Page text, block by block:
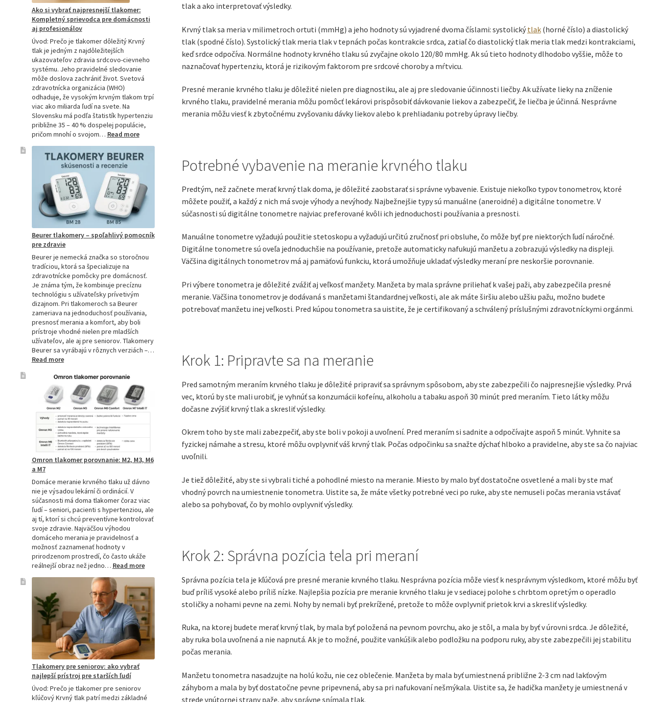
tlak a ako interpretovať výsledky.
Krvný tlak sa meria v milimetroch ortuti (mmHg) a jeho hodnoty sú vyjadrené dvoma číslami: systolický tlak(horné číslo) a diastolický
tlak (spodné číslo). Systolický tlak meria tlak v tepnách počas kontrakcie srdca, zatiaľ čo diastolický tlak meria tlak medzi kontrakciami,
keď srdce odpočíva. Normálne hodnoty krvného tlaku sú zvyčajne okolo 120/80 mmHg. Ak sú tieto hodnoty dlhodobo vyššie, môže to
naznačovať hypertenziu, ktorá je rizikovým faktorom pre srdcové choroby a mŕtvicu.
Presné meranie krvného tlaku je dôležité nielen pre diagnostiku, ale aj pre sledovanie účinnosti liečby. Ak užívate lieky na zníženie
krvného tlaku, pravidelné merania môžu pomôcť lekárovi prispôsobiť dávkovanie liekov a zabezpečiť, že liečba je účinná. Nesprávne
merania môžu viesť k zbytočnému zvyšovaniu dávky liekov alebo k prehliadaniu potreby úpravy liečby.
Potrebné vybavenie na meranie krvného tlaku
Predtým, než začnete merať krvný tlak doma, je dôležité zaobstarať si správne vybavenie. Existuje niekoľko typov tonometrov, ktoré
môžete použiť, a každý z nich má svoje výhody a nevýhody. Najbežnejšie typy sú manuálne (aneroidné) a digitálne tonometre. V
súčasnosti sú digitálne tonometre najviac preferované kvôli ich jednoduchosti používania a presnosti.
Manuálne tonometre vyžadujú použitie stetoskopu a vyžadujú určitú zručnosť pri obsluhe, čo môže byť pre niektorých ľudí náročné.
Digitálne tonometre sú oveľa jednoduchšie na používanie, pretože automaticky nafukujú manžetu a zobrazujú výsledky na displeji.
Väčšina digitálnych tonometrov má aj pamäťovú funkciu, ktorá umožňuje ukladať výsledky meraní pre neskoršie porovnanie.
Pri výbere tonometra je dôležité zvážiť aj veľkosť manžety. Manžeta by mala správne priliehať k vašej paži, aby zabezpečila presné
meranie. Väčšina tonometrov je dodávaná s manžetami štandardnej veľkosti, ale ak máte širšiu alebo užšiu pažu, možno budete
potrebovať manžetu inej veľkosti. Pred kúpou tonometra sa uistite, že je certifikovaný a schválený príslušnými zdravotníckymi orgánmi.
Krok 1: Pripravte sa na meranie
Pred samotným meraním krvného tlaku je dôležité pripraviť sa správnym spôsobom, aby ste zabezpečili čo najpresnejšie výsledky. Prvá
vec, ktorú by ste mali urobiť, je vyhnúť sa konzumácii kofeínu, alkoholu a tabaku aspoň 30 minút pred meraním. Tieto látky môžu
dočasne zvýšiť krvný tlak a skresliť výsledky.
Okrem toho by ste mali zabezpečiť, aby ste boli v pokoji a uvoľnení. Pred meraním si sadnite a odpočívajte aspoň 5 minút. Vyhnite sa
fyzickej námahe a stresu, ktoré môžu ovplyvniť váš krvný tlak. Počas odpočinku sa snažte dýchať hlboko a pravidelne, aby ste sa čo najviac
uvoľnili.
Je tiež dôležité, aby ste si vybrali tiché a pohodlné miesto na meranie. Miesto by malo byť dostatočne osvetlené a mali by ste mať
vhodný povrch na umiestnenie tonometra. Uistite sa, že máte všetky potrebné veci po ruke, aby ste nemuseli počas merania vstávať
alebo sa pohybovať, čo by mohlo ovplyvniť výsledky.
Krok 2: Správna pozícia tela pri meraní
Správna pozícia tela je kľúčová pre presné meranie krvného tlaku. Nesprávna pozícia môže viesť k nesprávnym výsledkom, ktoré môžu byť
buď príliš vysoké alebo príliš nízke. Najlepšia pozícia pre meranie krvného tlaku je v sediacej polohe s chrbtom opretým o operadlo
stoličky a nohami pevne na zemi. Nohy by nemali byť prekrížené, pretože to môže ovplyvniť prietok krvi a skresliť výsledky.
Ruka, na ktorej budete merať krvný tlak, by mala byť položená na pevnom povrchu, ako je stôl, a mala by byť v úrovni srdca. Je dôležité,
aby ruka bola uvoľnená a nie napnutá. Ak je to možné, použite vankúšik alebo podložku na podporu ruky, aby ste zabezpečili jej stabilitu
počas merania.
Manžetu tonometra nasadzujte na holú kožu, nie cez oblečenie. Manžeta by mala byť umiestnená približne 2-3 cm nad lakťovým
záhybom a mala by byť dostatočne pevne pripevnená, aby sa pri nafukovaní nešmýkala. Uistite sa, že hadička manžety je umiestnená v
strede vnútornej strany paže, aby správne snímala tlak.
Ako si vybrať najpresnejší tlakomer:
Kompletný sprievodca pre domácnosti
aj profesionálov
Úvod: Prečo je tlakomer dôležitý Krvný
tlak je jedným z najdôležitejších
ukazovateľov zdravia srdcovo-cievneho
systému. Jeho pravidelné sledovanie
môže doslova zachrániť život. Svetová
zdravotnícka organizácia (WHO)
odhaduje, že vysokým krvným tlakom trpí
viac ako miliarda ľudí na svete. Na
Slovensku má podľa štatistík hypertenziu
približne 35 – 40 % dospelej populácie,
pričom mnohí o svojom… Read more:
si
vybrať
tlakomer:
Kompletný
sprievodca
pre
domácnosti
aj
profesionálov
Beurer tlakomery – spoľahlivý pomocník
pre zdravie
Beurer je nemecká značka so storočnou
tradíciou, ktorá sa špecializuje na
zdravotnícke pomôcky pre domácnosť.
Je známa tým, že kombinuje precíznu
technológiu s užívateľsky prívetivým
dizajnom. Pri tlakomeroch sa Beurer
zameriava na jednoduchosť používania,
presnosť merania a komfort, aby boli
prístroje vhodné nielen pre mladších
užívateľov, ale aj pre seniorov. Tlakomery
Beurer sa vyrábajú v rôznych verziách –…
Read more:
tlakomery
spoľahlivý
pomocník
pre
zdravie
Omron tlakomer porovnanie: M2, M3, M6
a M7
Domáce meranie krvného tlaku už dávno
nie je výsadou lekární či ordinácií. V
súčasnosti má doma tlakomer čoraz viac
ľudí – seniori, pacienti s hypertenziou, ale
aj tí, ktorí si chcú preventívne kontrolovať
svoje zdravie. Najväčšou výhodou
domáceho merania je pravidelnosť a
možnosť zaznamenať hodnoty v
prirodzenom prostredí, čo často ukáže
reálnejší obraz než jedno… Read more:
porovnanie:
M2,
M3,
M6
a
M7
Tlakomery pre seniorov: ako vybrať
najlepší prístroj pre starších ľudí
Úvod: Prečo je tlakomer pre seniorov
kľúčový Krvný tlak patrí medzi základné